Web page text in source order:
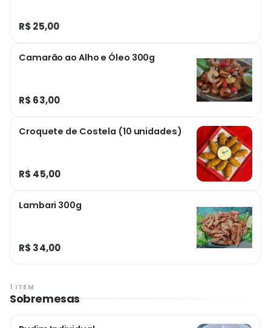
R$ 25,00
Camarão ao Alho e Óleo 300g
R$ 63,00
Croquete de Costela (10 unidades)
R$ 45,00
Lambari 300g
R$ 34,00
1 ITEM
Sobremesas